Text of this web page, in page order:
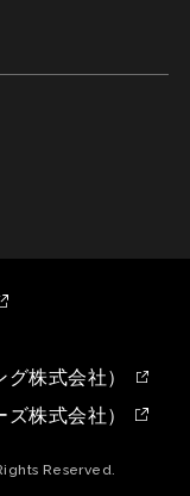
株式会社）
株式会社）
Reserved.